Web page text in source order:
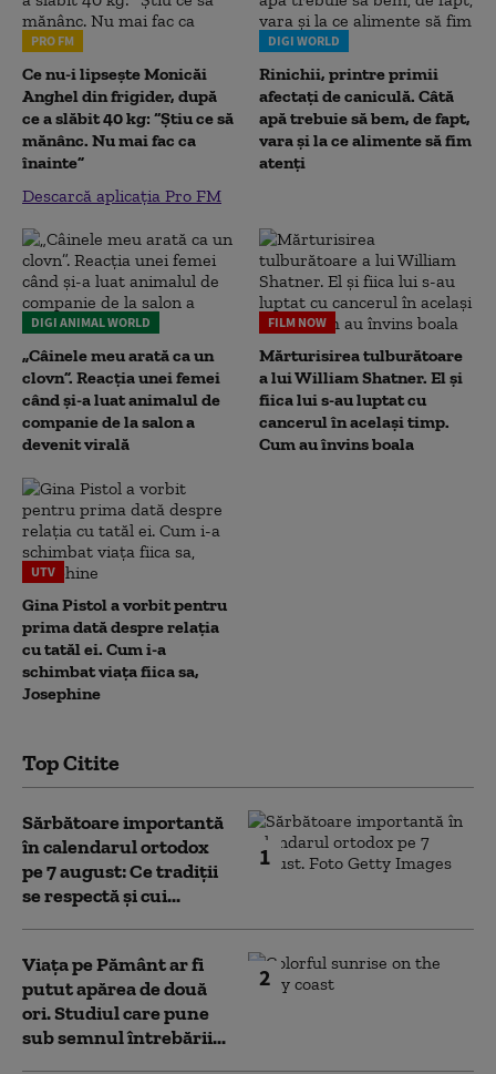
PRO FM
Ce nu-i lipsește Monicăi
Anghel din frigider, după
ce a slăbit 40 kg: “Știu ce să
mănânc. Nu mai fac ca
înainte”
Descarcă aplicația Pro FM
DIGI WORLD
Rinichii, printre primii
afectați de caniculă. Câtă
apă trebuie să bem, de fapt,
vara și la ce alimente să fim
atenți
DIGI ANIMAL WORLD
„Câinele meu arată ca un
clovn”. Reacția unei femei
când și-a luat animalul de
companie de la salon a
devenit virală
FILM NOW
Mărturisirea tulburătoare
a lui William Shatner. El și
fiica lui s-au luptat cu
cancerul în același timp.
Cum au învins boala
UTV
Gina Pistol a vorbit pentru
prima dată despre relația
cu tatăl ei. Cum i-a
schimbat viața fiica sa,
Josephine
Top Citite
1
Sărbătoare importantă
în calendarul ortodox
pe 7 august: Ce tradiții
se respectă și cui...
2
Viața pe Pământ ar fi
putut apărea de două
ori. Studiul care pune
sub semnul întrebării...